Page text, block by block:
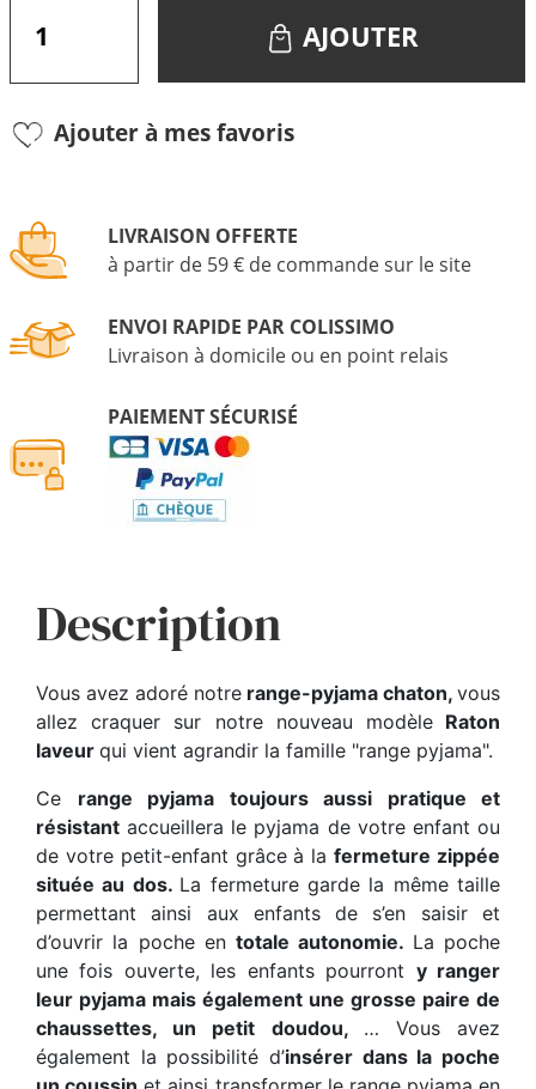
AJOUTER
Ajouter à mes favoris
LIVRAISON OFFERTE
à partir de 59 € de commande sur le site
ENVOI RAPIDE PAR COLISSIMO
Livraison à domicile ou en point relais
PAIEMENT SÉCURISÉ
Description
Vous avez adoré notre range-pyjama chaton, vous
allez craquer sur notre nouveau modèleRaton
laveur qui vient agrandir la famille "range pyjama".
Ce range pyjama toujours aussi pratique et
résistant accueillera le pyjama de votre enfant ou
de votre petit-enfant grâce à lafermeture zippée
située au dos. La fermeture garde la même taille
permettant ainsi aux enfants de s’en saisir et
d’ouvrir la poche entotale autonomie. La poche
une fois ouverte, les enfants pourront y ranger
leur pyjama mais également une grosse paire de
chaussettes, un petit doudou, … Vous avez
également la possibilité d’insérer dans la poche